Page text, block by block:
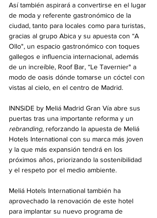
Así también aspirará a convertirse en el lugar
de moda y referente gastronómico de la
ciudad, tanto para locales como para turistas,
gracias al grupo Abica y su apuesta con “A
Ollo", un espacio gastronómico con toques
gallegos e influencia internacional, además
de un increíble, Roof Bar, “Le Tavernier" a
modo de oasis dónde tomarse un cóctel con
vistas al cielo, en el centro de Madrid.
INNSiDE by Meliá Madrid Gran Vía abre sus
puertas tras una importante reforma y un
rebranding, reforzando la apuesta de Meliá
Hotels International con su marca más joven
y la que más expansión tendrá en los
próximos años, priorizando la sostenibilidad
y el respeto por el medio ambiente.
Meliá Hotels International también ha
aprovechado la renovación de este hotel
para implantar su nuevo programa de